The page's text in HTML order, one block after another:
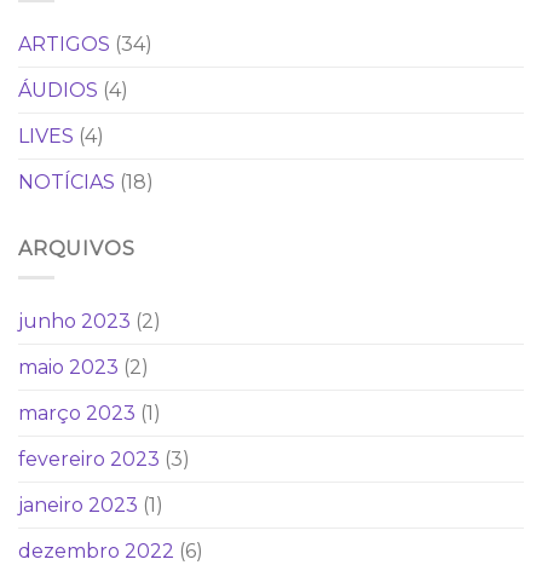
ARTIGOS (34)
ÁUDIOS (4)
LIVES (4)
NOTÍCIAS (18)
ARQUIVOS
junho 2023 (2)
maio 2023 (2)
março 2023 (1)
fevereiro 2023 (3)
janeiro 2023 (1)
dezembro 2022 (6)